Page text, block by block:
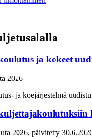
ja kokeet
2026
ja koejärjestelmä
2026, päivitetty